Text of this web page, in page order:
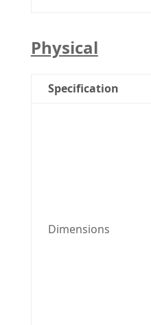
Physical
Specification
Dimensions